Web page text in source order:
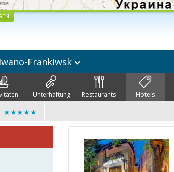
Iwano-Frankiwsk
Unterhaltung Restaurants Hotels
★★★★★